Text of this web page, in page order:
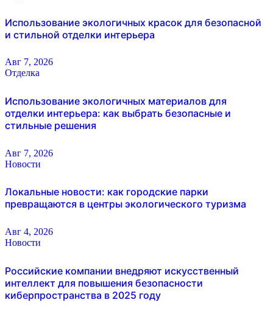
Использование экологичных красок для безопасной
и стильной отделки интерьера
Авг 7, 2026
Отделка
Использование экологичных материалов для
отделки интерьера: как выбрать безопасные и
стильные решения
Авг 7, 2026
Новости
Локальные новости: как городские парки
превращаются в центры экологического туризма
Авг 4, 2026
Новости
Российские компании внедряют искусственный
интеллект для повышения безопасности
киберпространства в 2025 году